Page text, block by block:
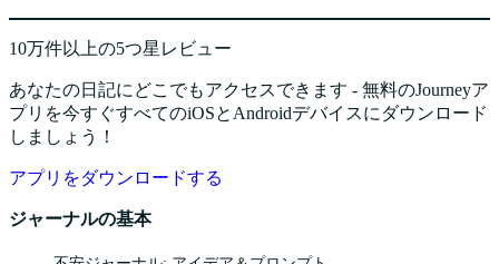
10万件以上の5つ星レビュー
あなたの日記にどこでもアクセスできます - 無料のJourneyア
プリを今すぐすべてのiOSとAndroidデバイスにダウンロード
しましょう！
アプリをダウンロードする
ジャーナルの基本